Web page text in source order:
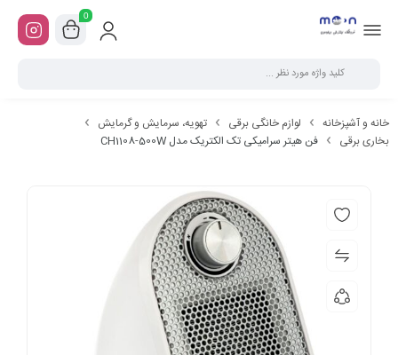
0
خانه و آشپزخانه لوازم خانگی برقی
تهویه، سرمایش و گرمایش
بخاری برقی
فن هیتر سرامیکی تک الکتریک مدل CH1108-500W